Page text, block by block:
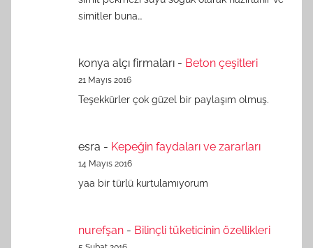
simitler buna…
konya alçı firmaları - Beton çeşitleri
21 Mayıs 2016
Teşekkürler çok güzel bir paylaşım olmuş.
esra - Kepeğin faydaları ve zararları
14 Mayıs 2016
yaa bir türlü kurtulamıyorum
nurefşan - Bilinçli tüketicinin özellikleri